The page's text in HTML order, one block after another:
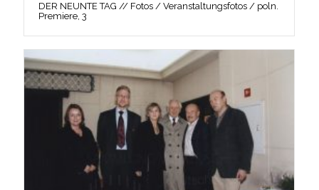
DER NEUNTE TAG // Fotos / Veranstaltungsfotos / poln.
Premiere, 3